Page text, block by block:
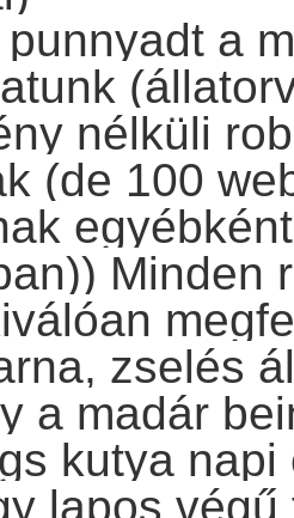
a
nélküli
(de 100
Minden
zselés
a madár
kutya
lapos